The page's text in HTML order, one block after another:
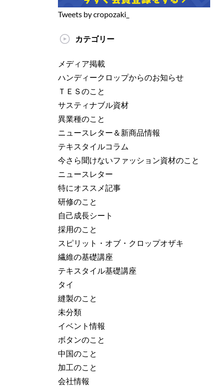
Tweets by cropozaki_
カテゴリー
メディア掲載
ハンディークロップからのお知らせ
ＴＥＳのこと
サスティナブル資材
異業種のこと
ニュースレター＆新商品情報
テキスタイルコラム
今さら聞けないファッション資材のこと
ニュースレター
特にオススメ記事
研修のこと
自己成長シート
採用のこと
スピリット・オブ・クロップオザキ
繊維の基礎講座
テキスタイル基礎講座
タイ
縫製のこと
未分類
イベント情報
ボタンのこと
中国のこと
加工のこと
会社情報